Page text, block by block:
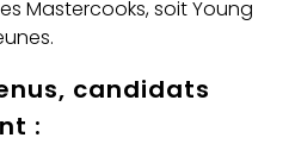
Mastercooks, soit Young
candidats
: